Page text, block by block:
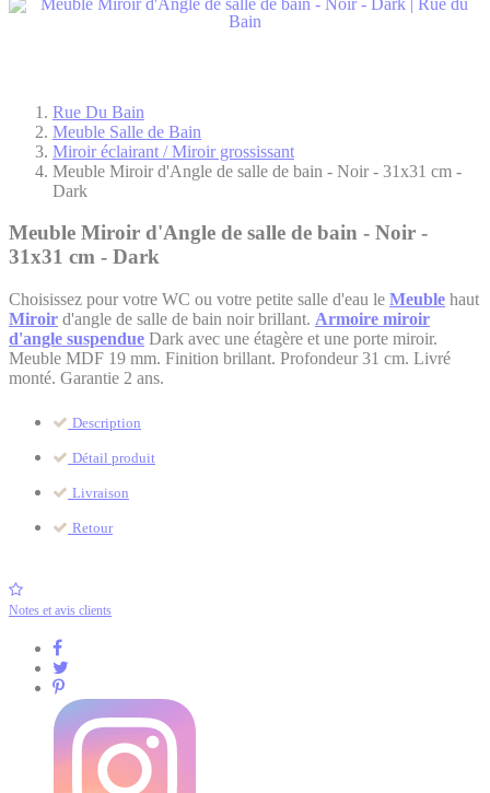
Rue Du Bain
Meuble Salle de Bain
Miroir éclairant / Miroir grossissant
Meuble Miroir d'Angle de salle de bain - Noir - 31x31 cm -
Dark
Meuble Miroir d'Angle de salle de bain - Noir -
31x31 cm - Dark
Choisissez pour votre WC ou votre petite salle d'eau le Meuble haut
Miroir d'angle de salle de bain noir brillant. Armoire miroir
d'angle suspendue Dark avec une étagère et une porte miroir.
Meuble MDF 19 mm. Finition brillant. Profondeur 31 cm. Livré
monté. Garantie 2 ans.
Description
Détail produit
Livraison
Retour
Notes et avis clients